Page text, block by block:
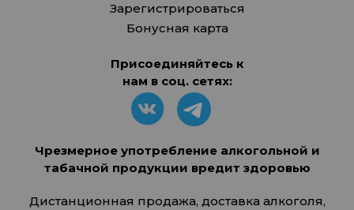
Зарегистрироваться
Бонусная карта
Присоединяйтесь к
нам в соц. сетях:
Чрезмерное употребление алкогольной и
табачной продукции вредит здоровью
Дистанционная продажа, доставка алкоголя,